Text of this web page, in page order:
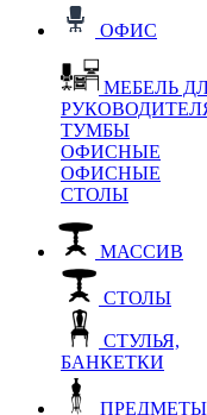
ОФИС
МЕБЕЛЬ
ТУМБЫ
ОФИСНЫЕ
ОФИСНЫЕ
СТОЛЫ
МАССИВ
СТОЛЫ
СТУЛЬЯ,
БАНКЕТКИ
ПРЕДМЕТЫ